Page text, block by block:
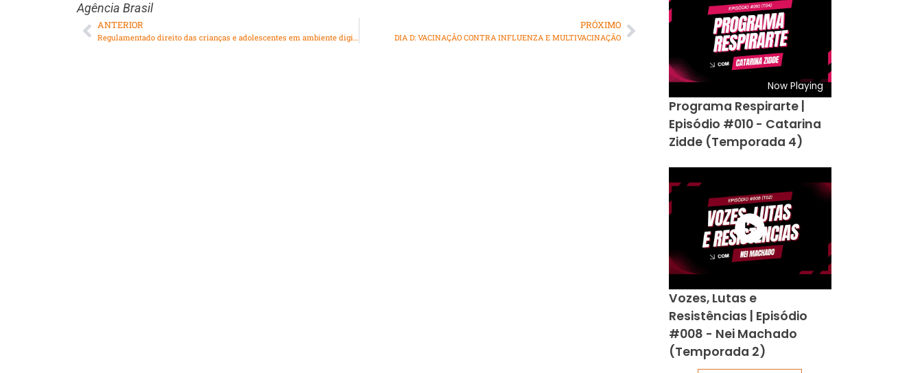
Agência Brasil
ANTERIOR
Regulamentado direito das crianças e adolescentes em ambiente digital
PRÓXIMO
DIA D: VACINAÇÃO CONTRA INFLUENZA E MULTIVACINAÇÃO
Now Playing
Programa Respirarte |
Episódio #010 - Catarina
Zidde (Temporada 4)
Vozes, Lutas e
Resistências | Episódio
#008 - Nei Machado
(Temporada 2)